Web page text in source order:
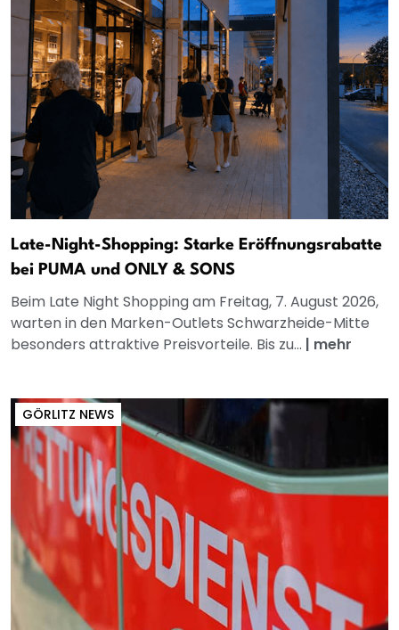
Late-Night-Shopping: Starke Eröffnungsrabatte
bei PUMA und ONLY & SONS
Beim Late Night Shopping am Freitag, 7. August 2026,
warten in den Marken-Outlets Schwarzheide-Mitte
besonders attraktive Preisvorteile. Bis zu... | mehr
GÖRLITZ NEWS